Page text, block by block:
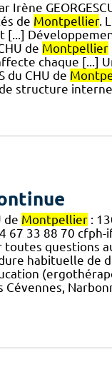
Irène
de Montpellier.
[...]
de Montpellier
chaque [...]
du CHU de
structure interne
de Montpellier:
67 33 88 70 cfph-
questions
habituelle de
Cévennes,